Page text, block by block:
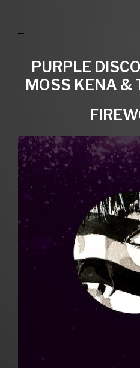
PURPLE
MOSS KENA &